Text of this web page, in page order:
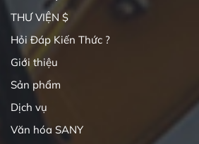
THƯ VIỆN $
Hỏi Đáp Kiến Thức ?
Giới thiệu
Sản phẩm
Dịch vụ
Văn hóa SANY